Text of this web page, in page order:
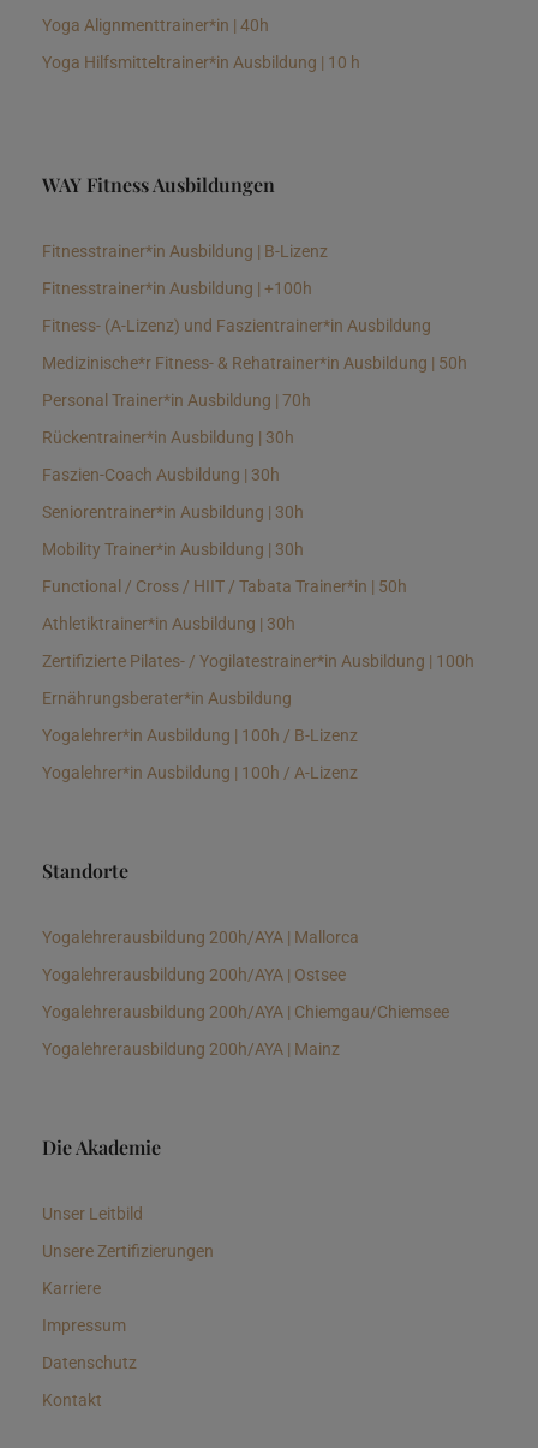
Yoga Alignmenttrainer*in | 40h
Yoga Hilfsmitteltrainer*in Ausbildung | 10 h
WAY Fitness Ausbildungen
Fitnesstrainer*in Ausbildung | B-Lizenz
Fitnesstrainer*in Ausbildung | +100h
Fitness- (A-Lizenz) und Faszientrainer*in Ausbildung
Medizinische*r Fitness- & Rehatrainer*in Ausbildung | 50h
Personal Trainer*in Ausbildung | 70h
Rückentrainer*in Ausbildung | 30h
Faszien-Coach Ausbildung | 30h
Seniorentrainer*in Ausbildung | 30h
Mobility Trainer*in Ausbildung | 30h
Functional / Cross / HIIT / Tabata Trainer*in | 50h
Athletiktrainer*in Ausbildung | 30h
Zertifizierte Pilates- / Yogilatestrainer*in Ausbildung | 100h
Ernährungsberater*in Ausbildung
Yogalehrer*in Ausbildung | 100h / B-Lizenz
Yogalehrer*in Ausbildung | 100h / A-Lizenz
Standorte
Yogalehrerausbildung 200h/AYA | Mallorca
Yogalehrerausbildung 200h/AYA | Ostsee
Yogalehrerausbildung 200h/AYA | Chiemgau/Chiemsee
Yogalehrerausbildung 200h/AYA | Mainz
Die Akademie
Unser Leitbild
Unsere Zertifizierungen
Karriere
Impressum
Datenschutz
Kontakt